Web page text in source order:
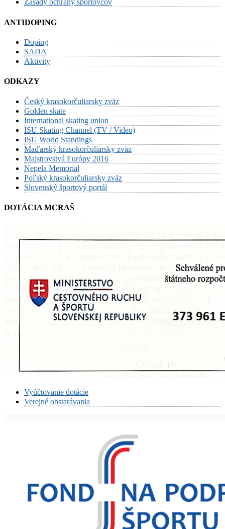
Zásady ochrany športovcov
ANTIDOPING
Doping
SADA
Aktivity
ODKAZY
Český krasokorčuliarsky zväz
Golden skate
International skating union
ISU Skating Channel (TV / Video)
ISU World Standings
Maďarský krasokorčuliarsky zväz
Majstrovstvá Európy 2016
Nepela Memorial
Poľský krasokorčuliarsky zväz
Slovenský športový portál
DOTÁCIA MCRAŠ
Vyúčtovanie dotácie
Verejné obstarávania